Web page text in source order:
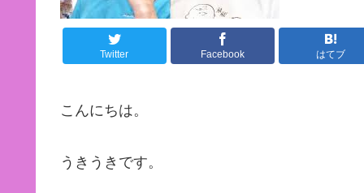
Twitter Facebook はてブ
こんにちは。
うきうきです。